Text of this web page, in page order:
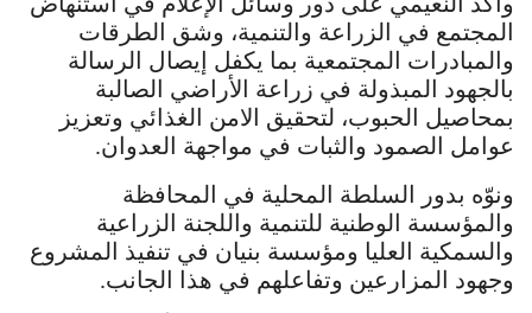
المجتمع في الزراعة والتنمية، وشق الطرقات
والمبادرات المجتمعية بما يكفل إيصال الرسالة
بالجهود المبذولة في زراعة الأراضي الصالبة
بمحاصيل الحبوب، لتحقيق الامن الغذائي وتعزيز
عوامل الصمود والثبات في مواجهة العدوان.
ونوّه بدور السلطة المحلية في المحافظة
والمؤسسة الوطنية للتنمية واللجنة الزراعية
والسمكية العليا ومؤسسة بنيان في تنفيذ المشروع
وجهود المزارعين وتفاعلهم في هذا الجانب.